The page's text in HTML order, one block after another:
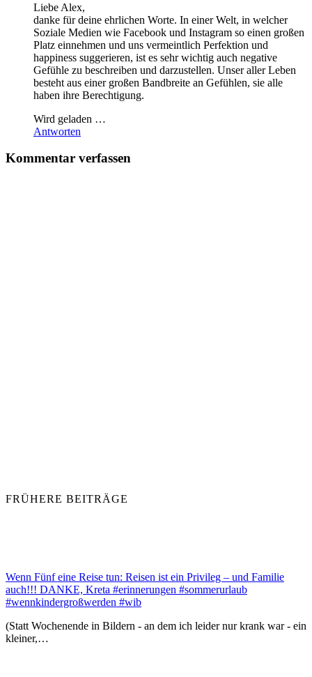
Liebe Alex,
danke für deine ehrlichen Worte. In einer Welt, in welcher
Soziale Medien wie Facebook und Instagram so einen großen
Platz einnehmen und uns vermeintlich Perfektion und
happiness suggerieren, ist es sehr wichtig auch negative
Gefühle zu beschreiben und darzustellen. Unser aller Leben
besteht aus einer großen Bandbreite an Gefühlen, sie alle
haben ihre Berechtigung.
Wird geladen …
Antworten
Kommentar verfassen
FRÜHERE BEITRÄGE
Wenn Fünf eine Reise tun: Reisen ist ein Privileg – und Familie
auch!!! DANKE, Kreta #erinnerungen #sommerurlaub
#wennkindergroßwerden #wib
(Statt Wochenende in Bildern - an dem ich leider nur krank war - ein
kleiner,…